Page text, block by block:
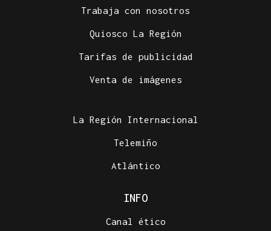
Trabaja con nosotros
Quiosco La Región
Tarifas de publicidad
Venta de imágenes
La Región Internacional
Telemiño
Atlántico
INFO
Canal ético